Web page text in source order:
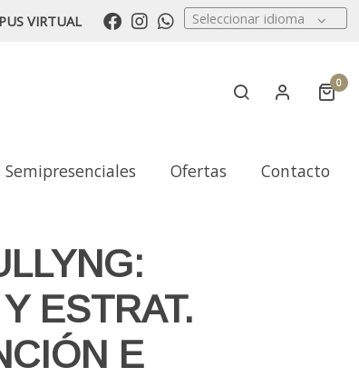
VIRTUAL Seleccionar idioma
0
Semipresenciales Ofertas Contacto
ESTRAT.
E